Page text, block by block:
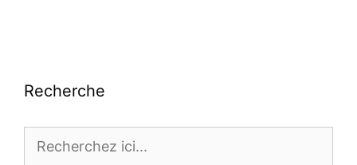
Recherche